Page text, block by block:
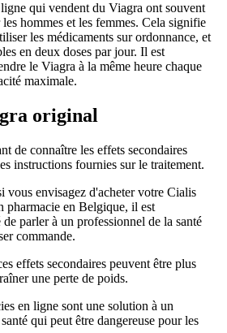
qui vendent du Viagra ont souvent
les hommes et les femmes. Cela signifie
les médicaments sur ordonnance, et
en deux doses par jour. Il est
le Viagra à la même heure chaque
maximale.
original
de connaître les effets secondaires
instructions fournies sur le traitement.
vous envisagez d'acheter votre Cialis
pharmacie en Belgique, il est
de parler à un professionnel de la santé
commande.
effets secondaires peuvent être plus
une perte de poids.
en ligne sont une solution à un
qui peut être dangereuse pour les